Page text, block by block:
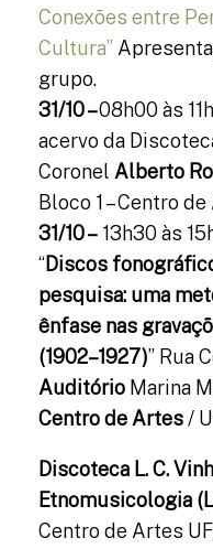
Conexões entre
Cultura”
grupo.
31/10 –08h00 às
acervo da
Coronel Alberto
Bloco 1 – Centro
31/10 – 13h30 às
“Discos
pesquisa: uma
ênfase nas
(1902–1927)” Rua
Auditório Marina
Centro de Artes/
Discoteca L. C.
Etnomusicologia
Centro de Artes